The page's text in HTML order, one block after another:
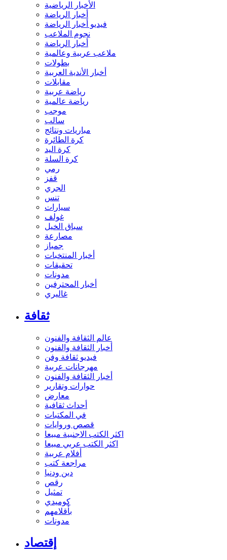
الأخبار الرياضية
أخبار الرياضة
فيديو أخبار الرياضة
نجوم الملاعب
أخبار الرياضة
ملاعب عربية وعالمية
بطولات
أخبار الأندية العربية
مقابلات
رياضة عربية
رياضة عالمية
موجب
سالب
مباريات ونتائج
كرة الطائرة
كرة اليد
كرة السلة
رمي
قفز
الجري
تنس
سيارات
غولف
سباق الخيل
مصارعة
جمباز
أخبار المنتخبات
تحقيقات
مدونات
أخبار المحترفين
غاليري
ثقافة
عالم الثقافة والفنون
أخبار الثقافة والفنون
فيديو ثقافة وفن
مهرجانات عربية
أخبار الثقافة والفنون
حوارات وتقارير
معارض
أحداث ثقافية
في المكتبات
قصص وروايات
اكثر الكتب الاجنبية مبيعا
اكثر الكتب عربي مبيعا
أفلام عربية
مراجعة كتب
دين ودنيا
رقص
تمثيل
كوميدي
بأقلامهم
مدونات
إقتصاد